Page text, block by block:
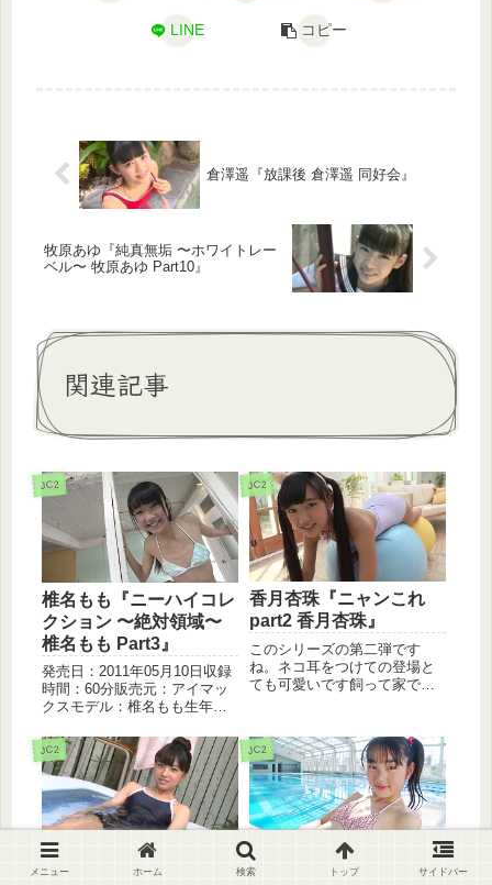
LINE コピー
倉澤遥『放課後 倉澤遥 同好会』
牧原あゆ『純真無垢 〜ホワイトレー
ベル〜 牧原あゆ Part10』
関連記事
JC2
椎名もも『ニーハイコレ
クション 〜絶対領域〜
椎名もも Part3』
発売日：2011年05月10日収録
時間：60分販売元：アイマッ
クスモデル：椎名もも生年月
ーなスタイルでキュートな彼
女にニーハイはとてもよく似
合っていると思います。心な
しか以前より少し肉付...
JC2
香月杏珠『ニャンこれ
part2 香月杏珠』
このシリーズの第二弾です
ね。ネコ耳をつけての登場と
ても可愛いです飼って家で遊
JC2
池田なぎさ『天真爛漫
JC2
河合真由『転校生』
メニュー ホーム 検索 トップ サイドバー